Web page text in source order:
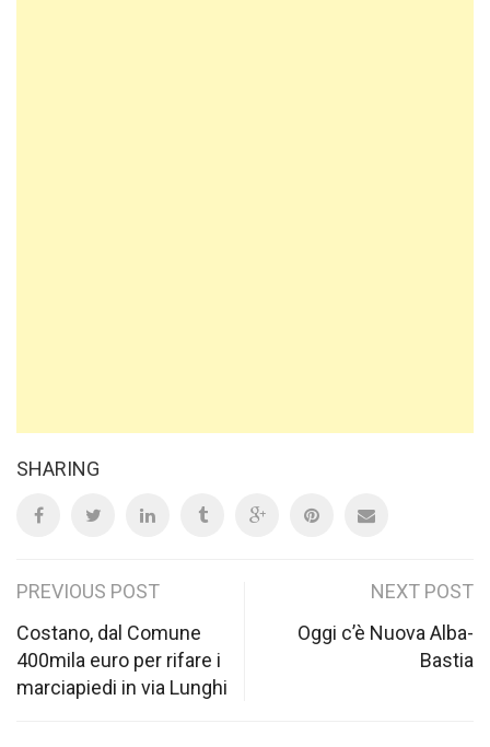
SHARING
Post
navigation
PREVIOUS POST
Costano, dal Comune
400mila euro per rifare i
marciapiedi in via Lunghi
NEXT POST
Oggi c’è Nuova Alba-
Bastia